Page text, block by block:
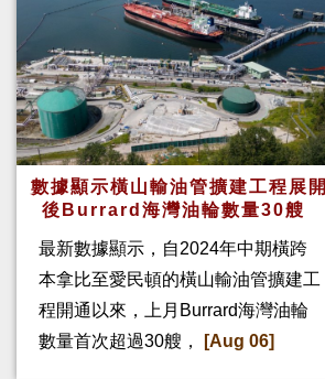
數據顯示橫山輸油管擴建工程展開
後Burrard海灣油輪數量30艘
最新數據顯示，自2024年中期橫跨
本拿比至愛民頓的橫山輸油管擴建工
程開通以來，上月Burrard海灣油輪
數量首次超過30艘，
[Aug 06]